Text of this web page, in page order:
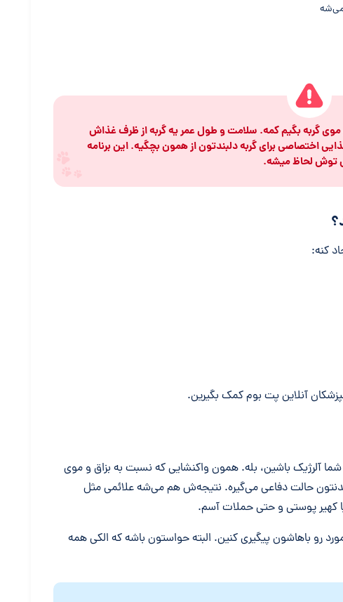
می‌شه
گربه بگیم کمه. سلامت و طول عمر یه گربه از ظرف غذاش
اختصاصی برای گربه‌ دلبندتون از همون بچگیه. این برنامه
توش لحاظ میشه.
کنه:
آنلاین پت بوم کمک بگیرین.
شما آلرژیک باشین، بله. همون واکنشایی که نسبت به بزاق و موی
حالت دفاعی می‌گیره. نتیجه‌ش هم می‌شه علائمی مثل
کهیر پوستی و حتی حملات آسم.
رو باهاشون پیگیری کنین. البته حواستون باشه که الکی همه